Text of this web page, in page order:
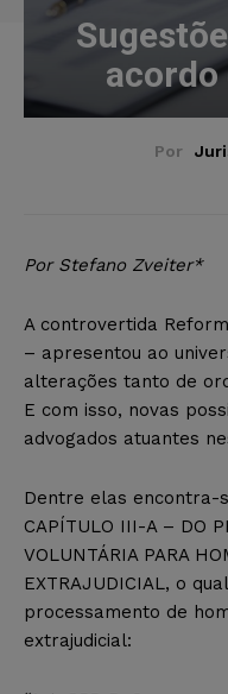
Por
Por Stefano Zveiter*
A controvertida
– apresentou ao
alterações tanto de
E com isso, novas
advogados atuantes
Dentre elas encontra-
CAPÍTULO III-A – DO
VOLUNTÁRIA PARA
EXTRAJUDICIAL, o
processamento de
extrajudicial: